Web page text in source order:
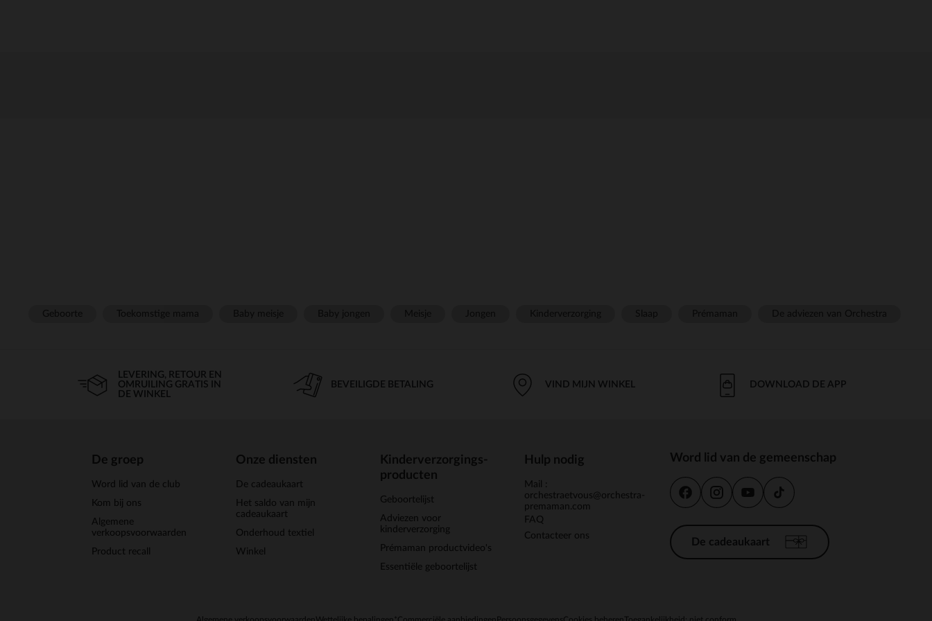
LEVERING, RETOUR EN
OMRUILING GRATIS IN
DE WINKEL
BEVEILIGDE BETALING VIND MIJN WINKEL DOWNLOAD DE APP
De groep
Word lid van de club
Kom bij ons
Algemene
verkoopsvoorwaarden
Product recall
Onze diensten
De cadeaukaart
Het saldo van mijn
cadeaukaart
Onderhoud textiel
Winkel
Kinderverzorgings-
producten
Geboortelijst
Adviezen voor
kinderverzorging
Prémaman productvideo's
Essentiële geboortelijst
Hulp nodig
Mail :
orchestraetvous@orchestra-
premaman.com
FAQ
Contacteer ons
Word lid van de gemeenschap
De cadeaukaart